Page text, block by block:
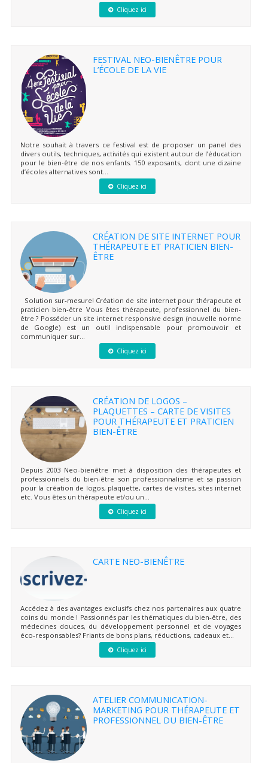
Cliquez ici
FESTIVAL NEO-BIENÊTRE POUR
L’ÉCOLE DE LA VIE
Notre souhait à travers ce festival est de proposer un panel des
divers outils, techniques, activités qui existent autour de l’éducation
pour le bien-être de nos enfants. 150 exposants, dont une dizaine
d’écoles alternatives sont...
Cliquez ici
CRÉATION DE SITE INTERNET POUR
THÉRAPEUTE ET PRATICIEN BIEN-
ÊTRE
Solution sur-mesure! Création de site internet pour thérapeute et
praticien bien-être Vous êtes thérapeute, professionnel du bien-
être ? Posséder un site internet responsive design (nouvelle norme
de Google) est un outil indispensable pour promouvoir et
communiquer sur...
Cliquez ici
CRÉATION DE LOGOS –
PLAQUETTES – CARTE DE VISITES
POUR THÉRAPEUTE ET PRATICIEN
BIEN-ÊTRE
Depuis 2003 Neo-bienêtre met à disposition des thérapeutes et
professionnels du bien-être son professionnalisme et sa passion
pour la création de logos, plaquette, cartes de visites, sites internet
etc. Vous êtes un thérapeute et/ou un...
Cliquez ici
CARTE NEO-BIENÊTRE
Accédez à des avantages exclusifs chez nos partenaires aux quatre
coins du monde ! Passionnés par les thématiques du bien-être, des
médecines douces, du développement personnel et de voyages
éco-responsables? Friants de bons plans, réductions, cadeaux et...
Cliquez ici
ATELIER COMMUNICATION-
MARKETING POUR THÉRAPEUTE ET
PROFESSIONNEL DU BIEN-ÊTRE